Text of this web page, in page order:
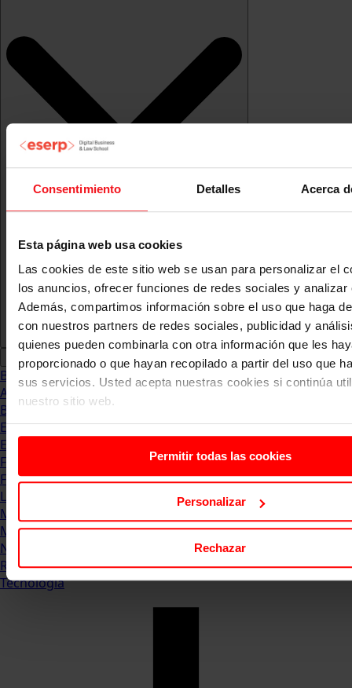
Consentimiento Detalles Acerca
Esta página web usa cookies
Las cookies de este sitio web se usan para personalizar el
los anuncios, ofrecer funciones de redes sociales y analizar
Además, compartimos información sobre el uso que haga
con nuestros partners de redes sociales, publicidad y
quienes pueden combinarla con otra información que les
proporcionado o que hayan recopilado a partir del uso que
sus servicios. Usted acepta nuestras cookies si continúa
nuestro sitio web.
Permitir todas las cookies
Personalizar
Rechazar
Blog
Abogacia
Business
Empleo & Emprendimiento
Empresas
Finanzas
Formación & Estudios
Luxury
Management
Marketing & Comunicación
Negocios
Recursos Humanos
Tecnología